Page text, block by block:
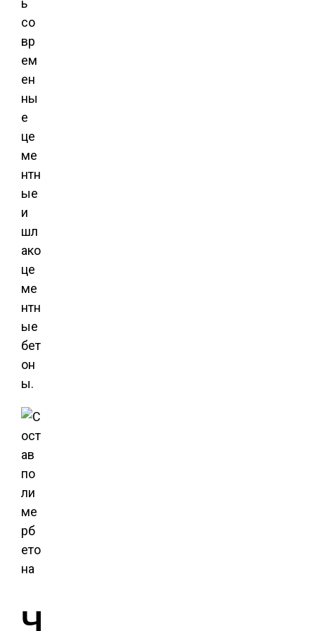
ь
со
вр
ем
ен
ны
е
це
ме
нтн
ые
и
шл
ако
це
ме
нтн
ые
бет
он
ы.
Ч